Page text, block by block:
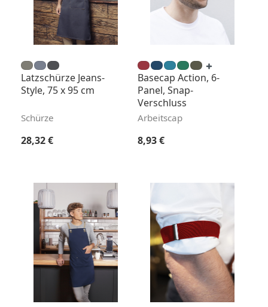
Latzschürze Jeans-
Style, 75 x 95 cm
Schürze
Regulärer Preis:
28,32 €
Basecap Action, 6-
Panel, Snap-
Verschluss
Arbeitscap
Regulärer Preis:
8,93 €